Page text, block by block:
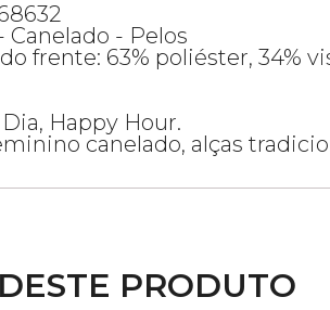
- Pelos
frente: 63% poliéster, 34%
Happy Hour.
canelado, alças
PRODUTO